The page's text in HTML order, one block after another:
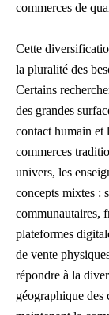
commerces de
Cette
la pluralité des
Certains
des grandes
contact humain et
commerces
univers, les
concepts mixtes :
communautaires,
plateformes
de vente
répondre à la
géographique des